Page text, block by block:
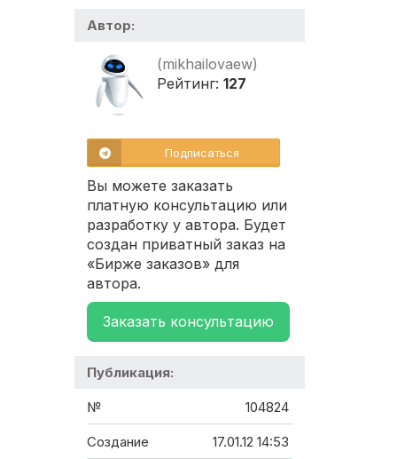
Автор:
(mikhailovaew)
Рейтинг: 127
Подписаться
Вы можете заказать
платную консультацию или
разработку у автора. Будет
создан приватный заказ на
«Бирже заказов» для
автора.
Заказать консультацию
Публикация:
№ 104824
Создание 17.01.12 14:53